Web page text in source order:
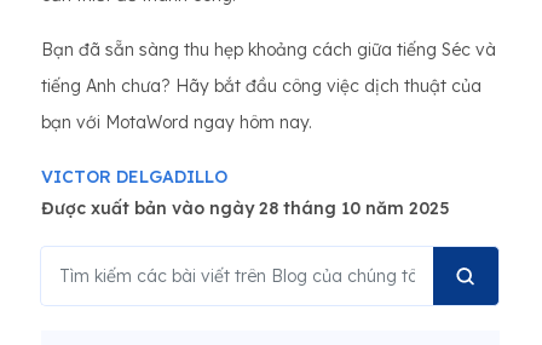
Bạn đã sẵn sàng thu hẹp khoảng cách giữa tiếng Séc và
tiếng Anh chưa? Hãy bắt đầu công việc dịch thuật của
bạn với MotaWord ngay hôm nay.
VICTOR DELGADILLO
Được xuất bản vào ngày 28 tháng 10 năm 2025